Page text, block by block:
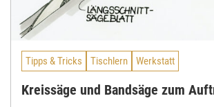
Tipps & Tricks Tischlern Werkstatt
Kreissäge und Bandsäge zum